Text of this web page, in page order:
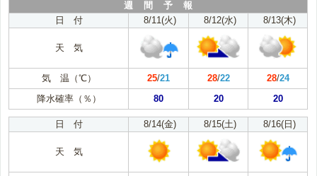
週 間 予 報
日 付
8/11(火) 8/12(水) 8/13(木)
天 気
気 温（℃） 25/21 28/22 28/24
降水確率（％）
80 20 20
日 付 8/14(金) 8/15(土) 8/16(日)
天 気